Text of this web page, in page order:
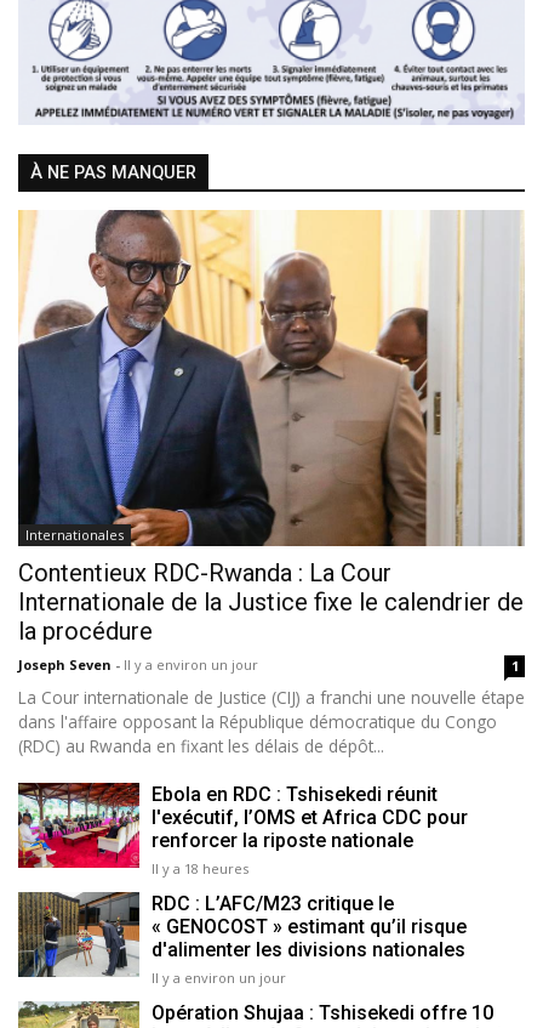
À NE PAS MANQUER
Internationales
Contentieux RDC-Rwanda : La Cour
Internationale de la Justice fixe le calendrier de
la procédure
Joseph Seven - Il y a environ un jour 1
La Cour internationale de Justice (CIJ) a franchi une nouvelle étape
dans l'affaire opposant la République démocratique du Congo
(RDC) au Rwanda en fixant les délais de dépôt...
Ebola en RDC : Tshisekedi réunit
l'exécutif, l’OMS et Africa CDC pour
renforcer la riposte nationale
Il y a 18 heures
RDC : L’AFC/M23 critique le
« GENOCOST » estimant qu’il risque
d'alimenter les divisions nationales
Il y a environ un jour
Opération Shujaa : Tshisekedi offre 10